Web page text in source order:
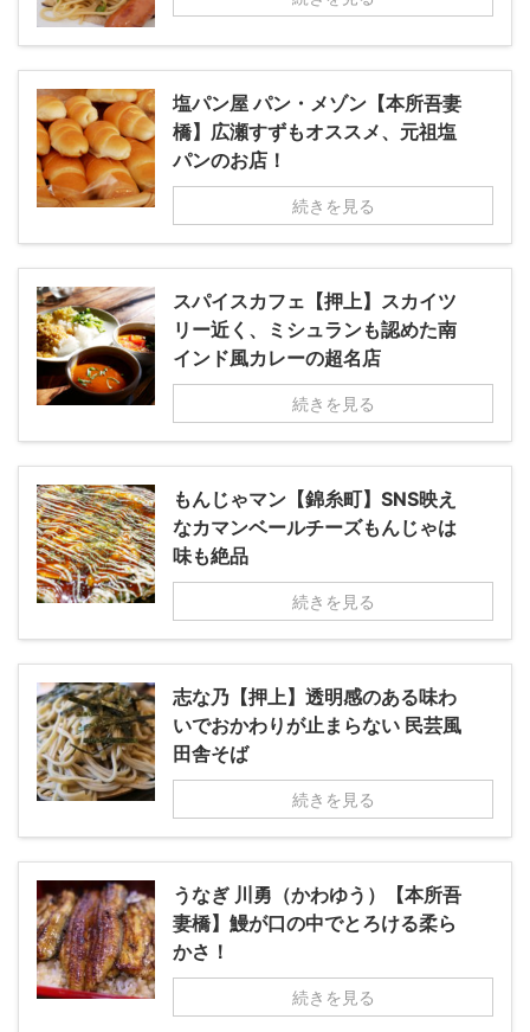
塩パン屋 パン・メゾン【本所吾妻
橋】広瀬すずもオススメ、元祖塩
パンのお店！
続きを見る
スパイスカフェ【押上】スカイツ
リー近く、ミシュランも認めた南
インド風カレーの超名店
続きを見る
もんじゃマン【錦糸町】SNS映え
なカマンベールチーズもんじゃは
味も絶品
続きを見る
志な乃【押上】透明感のある味わ
いでおかわりが止まらない 民芸風
田舎そば
続きを見る
うなぎ 川勇（かわゆう）【本所吾
妻橋】鰻が口の中でとろける柔ら
かさ！
続きを見る